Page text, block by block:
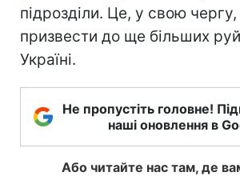
підрозділи. Це, у свою
призвести до ще більших
Україні.
Не пропустіть головне!
наші оновлення в
Або читайте нас там, де